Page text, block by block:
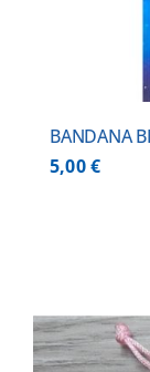
BANDANA
5,00€